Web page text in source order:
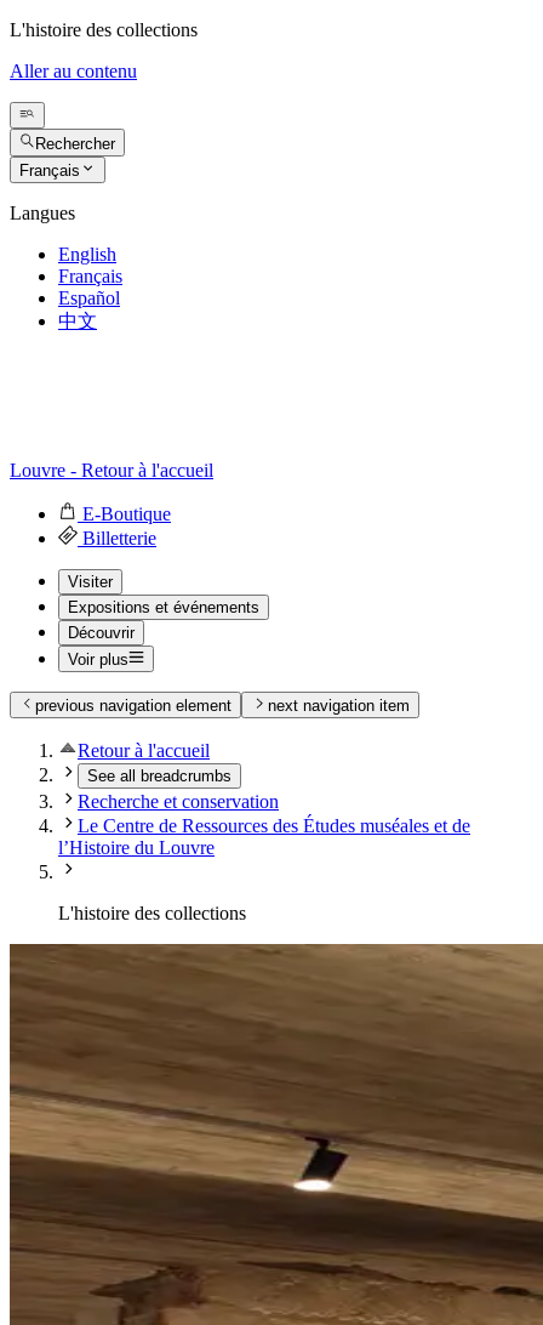
L'histoire des collections
Aller au contenu
Rechercher
Français
Langues
English
Français
Español
中文
Louvre - Retour à l'accueil
E-Boutique
Billetterie
Visiter
Expositions et événements
Découvrir
Voir plus
previous navigation element next navigation item
Retour à l'accueil
See all breadcrumbs
Recherche et conservation
Le Centre de Ressources des Études muséales et de
l’Histoire du Louvre
L'histoire des collections